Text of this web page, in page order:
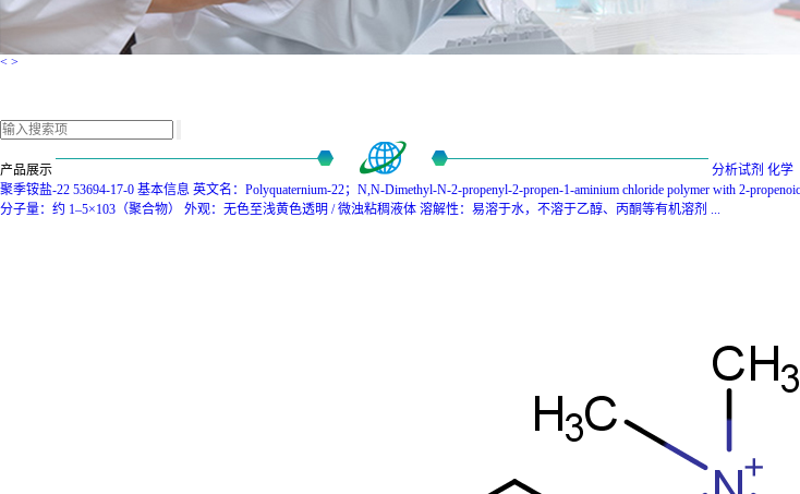
< >
产品展示 分析试剂 化学
聚季铵盐-22 53694-17-0 基本信息 英文名：Polyquaternium-22；N,N-Dimethyl-N-2-propenyl-2-propen-1-aminium chloride polymer with 2-
分子量：约 1–5×103（聚合物） 外观：无色至浅黄色透明 / 微浊粘稠液体 溶解性：易溶于水，不溶于乙醇、丙酮等有机溶剂 ...